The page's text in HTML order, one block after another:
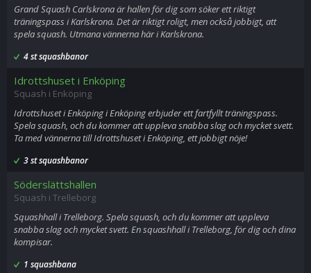
Grand Squash Carlskrona är hallen för dig som söker ett riktigt
träningspass i Karlskrona. Det är riktigt roligt, men också jobbigt, att
spela squash. Utmana vännerna här i Karlskrona.
4 st squashbanor
Idrottshuset i Enköping
Squash i Enköping
Idrottshuset i Enköping i Enköping erbjuder ett fartfyllt träningspass.
Spela squash, och du kommer att uppleva snabba slag och mycket svett.
Ta med vännerna till Idrottshuset i Enköping, ett jobbigt nöje!
3 st squashbanor
Söderslättshallen
Squash i Trelleborg
Squashhall i Trelleborg. Spela squash, och du kommer att uppleva
snabba slag och mycket svett. En squashhall i Trelleborg, för dig och dina
kompisar.
1 squashbana